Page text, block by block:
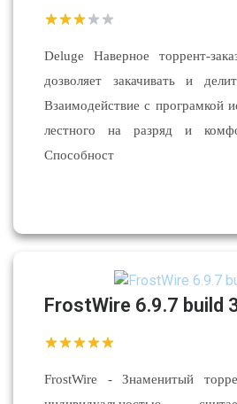
Deluge Наверное торрент-
дозволяет закачивать и
Взаимодействие с програмкой
лестного на разряд и
Способност
FrostWire 6.9.7 build
FrostWire - Знаменитый